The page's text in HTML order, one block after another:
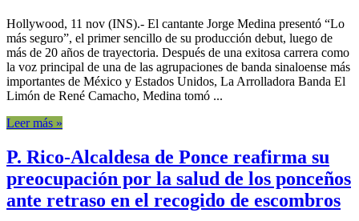
Hollywood, 11 nov (INS).- El cantante Jorge Medina presentó “Lo
más seguro”, el primer sencillo de su producción debut, luego de
más de 20 años de trayectoria. Después de una exitosa carrera como
la voz principal de una de las agrupaciones de banda sinaloense más
importantes de México y Estados Unidos, La Arrolladora Banda El
Limón de René Camacho, Medina tomó ...
Leer más »
P. Rico-Alcaldesa de Ponce reafirma su
preocupación por la salud de los ponceños
ante retraso en el recogido de escombros